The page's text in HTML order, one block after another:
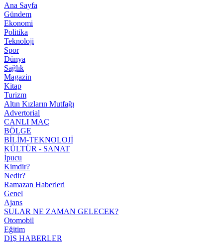
Ana Sayfa
Gündem
Ekonomi
Politika
Teknoloji
Spor
Dünya
Sağlık
Magazin
Kitap
Turizm
Altın Kızların Mutfağı
Advertorial
CANLI MAÇ
BÖLGE
BİLİM-TEKNOLOJİ
KÜLTÜR - SANAT
İpucu
Kimdir?
Nedir?
Ramazan Haberleri
Genel
Ajans
SULAR NE ZAMAN GELECEK?
Otomobil
Eğitim
DIŞ HABERLER